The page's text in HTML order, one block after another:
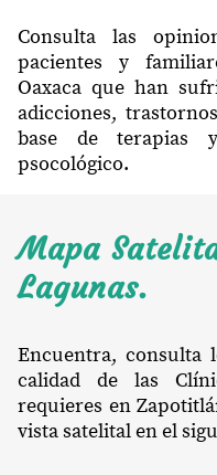
Consulta las
pacientes y
Oaxaca que han
adicciones,
base de terapias
psocológico.
Mapa
Lagunas.
Encuentra, consulta
calidad de las
requieres en
vista satelital en el